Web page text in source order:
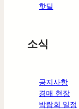
핫딜
소식
공지사항
경매 현장
박람회 일정